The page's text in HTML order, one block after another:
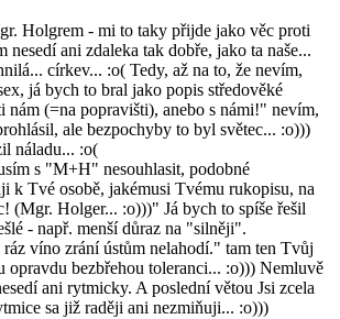
Holgrem - mi to taky přijde jako věc proti
nesedí ani zdaleka tak dobře, jako ta naše...
církev... :o( Tedy, až na to, že nevím,
já bych to bral jako popis středověké
(=na popravišti), anebo s námi!" nevím,
ale bezpochyby to byl světec... :o)))
náladu... :o(
s "M+H" nesouhlasit, podobné
k Tvé osobě, jakémusi Tvému rukopisu, na
(Mgr. Holger... :o)))" Já bych to spíše řešil
- např. menší důraz na "silněji".
víno zrání ústům nelahodí." tam ten Tvůj
opravdu bezbřehou toleranci... :o))) Nemluvě
ani rytmicky. A poslední větou Jsi zcela
sa již raději ani nezmiňuji... :o)))